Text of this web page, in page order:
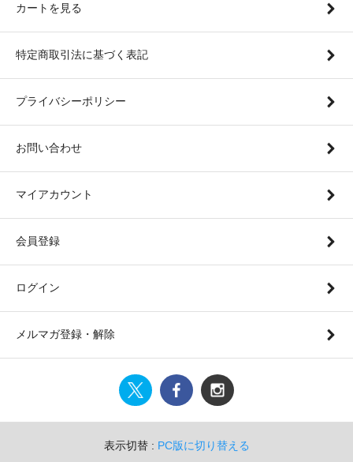
カートを見る
特定商取引法に基づく表記
プライバシーポリシー
お問い合わせ
マイアカウント
会員登録
ログイン
メルマガ登録・解除
表示切替 : PC版に切り替える